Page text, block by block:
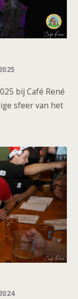
bij Café René
sfeer van het